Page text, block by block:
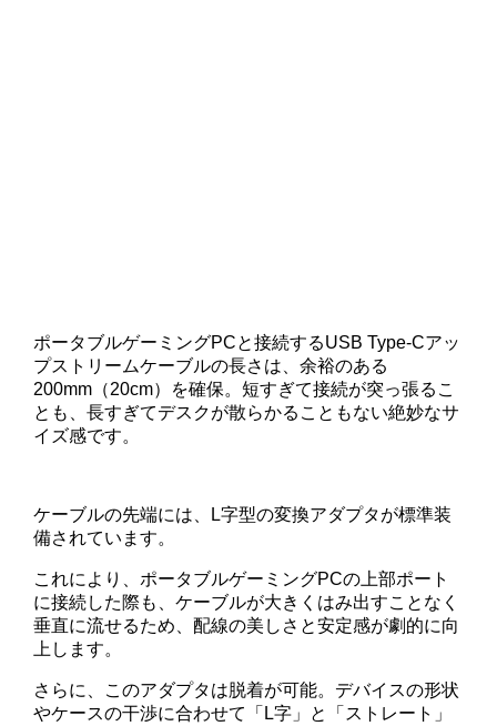
ポータブルゲーミングPCと接続するUSB Type-Cアッ
プストリームケーブルの長さは、余裕のある
200mm（20cm）を確保。短すぎて接続が突っ張るこ
とも、長すぎてデスクが散らかることもない絶妙なサ
イズ感です。
ケーブルの先端には、L字型の変換アダプタが標準装
備されています。
これにより、ポータブルゲーミングPCの上部ポート
に接続した際も、ケーブルが大きくはみ出すことなく
垂直に流せるため、配線の美しさと安定感が劇的に向
上します。
さらに、このアダプタは脱着が可能。デバイスの形状
やケースの干渉に合わせて「L字」と「ストレート」